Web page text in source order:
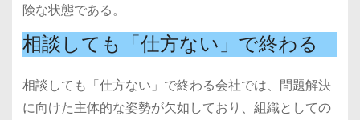
険な状態である。
相談しても「仕方ない」で終わる
相談しても「仕方ない」で終わる会社では、問題解決
に向けた主体的な姿勢が欠如しており、組織としての